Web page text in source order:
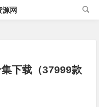
源网
下载（37999款